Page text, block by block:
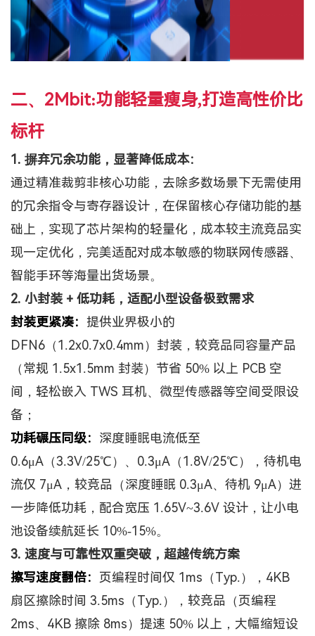
二、 2Mbit:功能轻量瘦身,打造高性价比
标杆
1. 摒弃冗余功能，显著降低成本：
通过精准裁剪非核心功能，去除多数场景下无需使用
的冗余指令与寄存器设计，在保留核心存储功能的基
础上，实现了芯片架构的轻量化 ，成本较主流竞品实
现一定优化 ，完美适配对成本敏感的物联网传感器、
智能手环等海量出货场景。
2. 小封装 + 低功耗，适配小型设备极致需求
封装更紧凑： 提供业界极小的
DFN6（1.2x0.7x0.4mm）封装，较竞品同容量产品
（常规 1.5x1.5mm 封装）节省 50% 以上 PCB 空
间，轻松嵌入 TWS 耳机、微型传感器等空间受限设
备；
功耗碾压同级： 深度睡眠电流低至
0.6μA（3.3V/25℃）、0.3μA（1.8V/25℃），待机电
流仅 7μA，较竞品（深度睡眠 0.3μA、待机 9μA）进
一步降低功耗，配合宽压 1.65V~3.6V 设计，让小电
池设备续航延长 10%-15%。
3. 速度与可靠性双重突破，超越传统方案
擦写速度翻倍： 页编程时间仅 1ms（Typ.），4KB
扇区擦除时间 3.5ms（Typ.），较竞品（页编程
2ms、4KB 擦除 8ms）提速 50% 以上，大幅缩短设